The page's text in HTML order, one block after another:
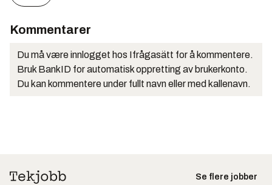
Kommentarer
Du må være innlogget hos Ifrågasätt for å kommentere.
Bruk BankID for automatisk oppretting av brukerkonto.
Du kan kommentere under fullt navn eller med kallenavn.
Se flere jobber